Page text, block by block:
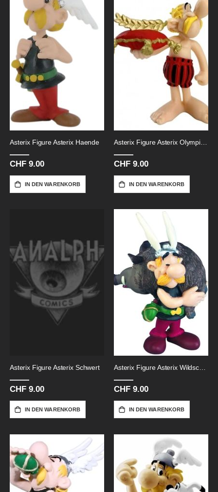
Asterix Figure Asterix Haende
CHF 9.00
IN DEN WARENKORB
Asterix Figure Asterix Olympische
CHF 9.00
IN DEN WARENKORB
Asterix Figure Asterix Schwert
CHF 9.00
IN DEN WARENKORB
Asterix Figure Asterix Wildschwein
CHF 9.00
IN DEN WARENKORB